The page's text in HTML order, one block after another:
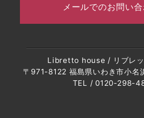
Libretto house / リブレッ
〒971-8122 福島県いわき市小名
TEL / 0120-298-
メールでのお問い